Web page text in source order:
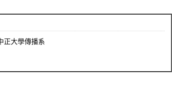
正大學傳播系